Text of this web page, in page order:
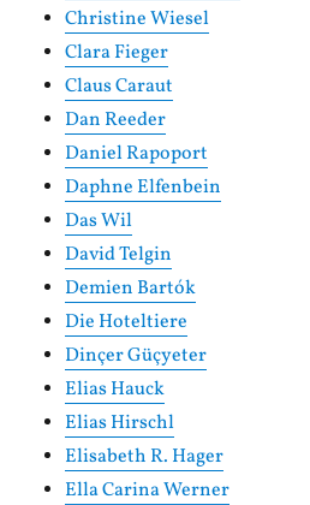
Christine Wiesel
Clara Fieger
Claus Caraut
Dan Reeder
Daniel Rapoport
Daphne Elfenbein
Das Wil
David Telgin
Demien Bartók
Die Hoteltiere
Dinçer Güçyeter
Elias Hauck
Elias Hirschl
Elisabeth R. Hager
Ella Carina Werner